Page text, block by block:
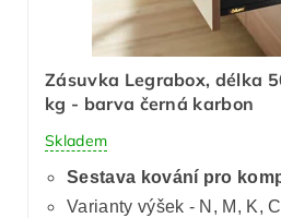
Zásuvka Legrabox, délka
kg - barva černá karbon
Skladem
Sestava kování pro
Varianty výšek - N, M, K,